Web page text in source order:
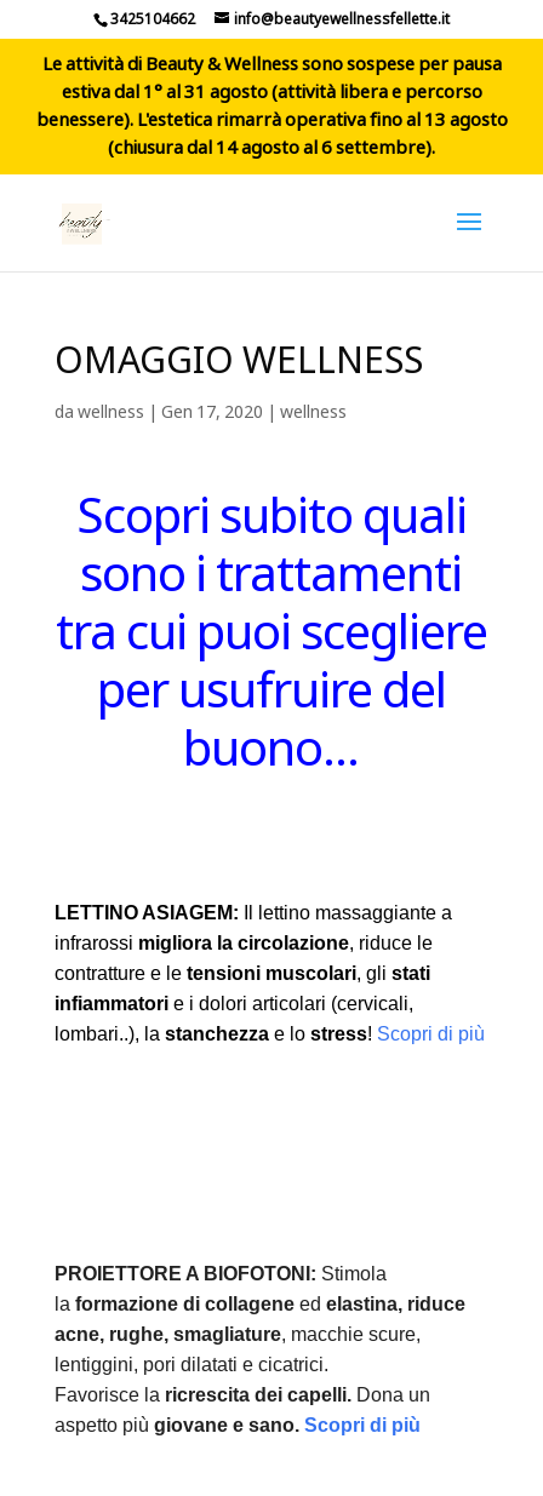
3425104662 info@beautyewellnessfellette.it
Le attività di Beauty & Wellness sono sospese per pausa
estiva dal 1° al 31 agosto (attività libera e percorso
benessere). L'estetica rimarrà operativa fino al 13 agosto
(chiusura dal 14 agosto al 6 settembre).
OMAGGIO WELLNESS
dawellness | Gen 17, 2020 | wellness
Scopri subito quali
sono i trattamenti
tra cui puoi scegliere
per usufruire del
buono…
LETTINO ASIAGEM:
Il lettino massaggiante a
infrarossi migliora la circolazione, riduce le
contratture e le tensioni muscolari, gli stati
infiammatori e i dolori articolari (cervicali,
lombari..), la stanchezzae lo stress! Scopri di più
PROIETTORE A BIOFOTONI: Stimola
la formazione di collagene ed elastina, riduce
acne, rughe, smagliature, macchie scure,
lentiggini, pori dilatati e cicatrici.
Favorisce la ricrescita dei capelli. Dona un
aspetto più giovane e sano. Scopri di più